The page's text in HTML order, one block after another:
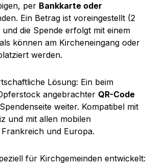
per Bankkarte oder
Ein Betrag ist voreingestellt (2
und die Spende erfolgt mit einem
können am Kircheneingang oder
werden.
Lösung: Ein beim
angebrachter QR-Code
weiter. Kompatibel mit
und mit allen mobilen
und Europa.
für Kirchgemeinden entwickelt: